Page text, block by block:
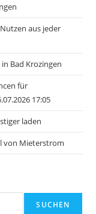
aus jeder
Bad Krozingen
für
17:05
laden
von Mieterstrom
SUCHEN